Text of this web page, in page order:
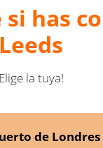
has
la tuya!
de Londres